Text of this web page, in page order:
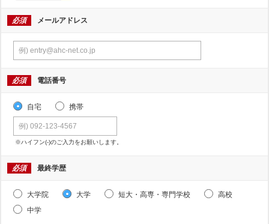
必須 メールアドレス
必須 電話番号
自宅 携帯
※ハイフン(-)のご入力をお願いします。
必須 最終学歴
大学院 大学 短大・高専・専門学校
高校
中学